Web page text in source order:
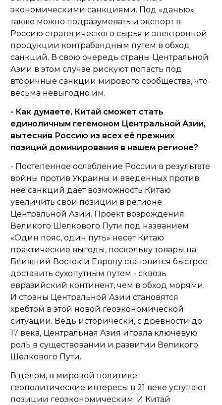
экономическими санкциями. Под «данью»
также можно подразумевать и экспорт в
Россию стратегического сырья и электронной
продукции контрабандным путем в обход
санкций. В свою очередь страны Центральной
Азии в этом случае рискуют попасть под
вторичные санкции мирового сообщества, что
весьма невыгодно им.
- Как думаете, Китай сможет стать
единоличным гегемоном Центральной Азии,
вытеснив Россию из всех её прежних
позиций доминирования в нашем регионе?
- Постепенное ослабление России в результате
войны против Украины и введенных против
нее санкций дает возможность Китаю
увеличить свои позиции в регионе
Центральной Азии. Проект возрождения
Великого Шелкового Пути под названием
«Один пояс, один путь» несет Китаю
практические выгоды, поскольку товары на
Ближний Восток и Европу становится быстрее
доставить сухопутным путем - сквозь
евразийский континент, чем в обход морями.
И страны Центральной Азии становятся
хребтом в этой новой геоэкономической
ситуации. Ведь исторически, с древности до
17 века, Центральная Азия играла ключевую
роль в существовании и развитии Великого
Шелкового Пути.
В целом, в мировой политике
геополитические интересы в 21 веке уступают
позиции геоэкономическим. И Китай